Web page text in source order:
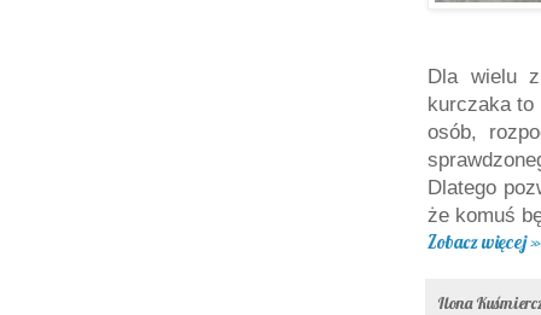
Dla wielu
kurczaka to
osób,
Dlatego
że komuś
Zobacz więcej »
Ilona